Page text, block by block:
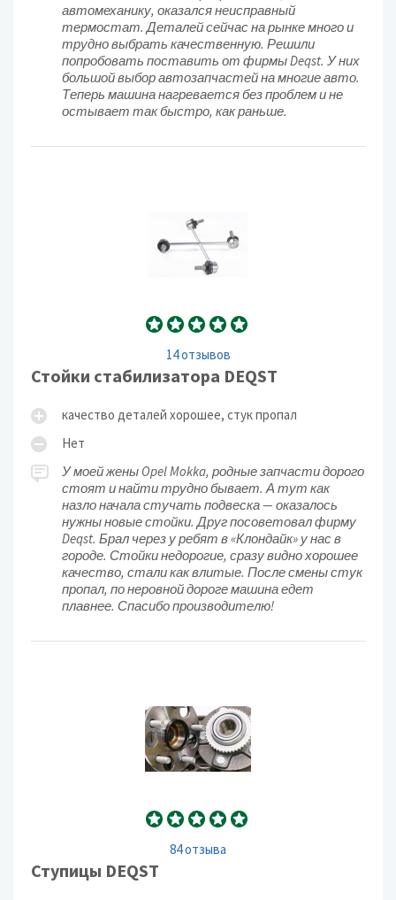
автомеханику, оказался неисправный
термостат. Деталей сейчас на рынке много и
трудно выбрать качественную. Решили
попробовать поставить от фирмы Deqst. У них
большой выбор автозапчастей на многие авто.
Теперь машина нагревается без проблем и не
остывает так быстро, как раньше.
14 отзывов
Стойки стабилизатора DEQST
качество деталей хорошее, стук пропал
Нет
У моей жены Opel Mokka, родные запчасти дорого
стоят и найти трудно бывает. А тут как
назло начала стучать подвеска — оказалось
нужны новые стойки. Друг посоветовал фирму
Deqst. Брал через у ребят в «Клондайк» у нас в
городе. Стойки недорогие, сразу видно хорошее
качество, стали как влитые. После смены стук
пропал, по неровной дороге машина едет
плавнее. Спасибо производителю!
84 отзыва
Ступицы DEQST